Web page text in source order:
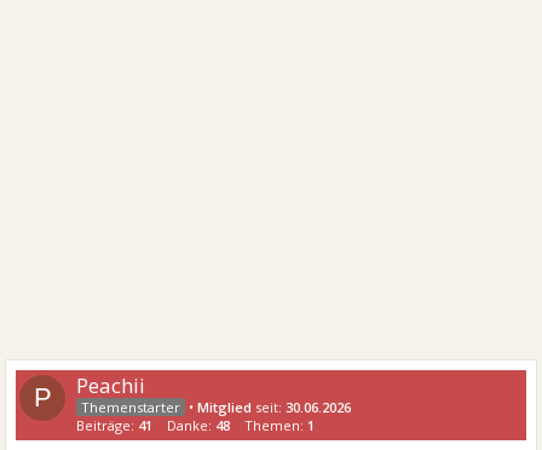
P Peachii
•Mitglied seit: 30.06.2026
Beiträge: 41 Danke: 48 Themen: 1